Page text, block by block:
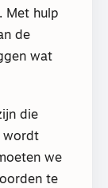
Met hulp
de
wat
die
wordt
we
te